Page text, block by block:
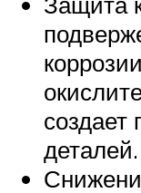
создает
деталей.